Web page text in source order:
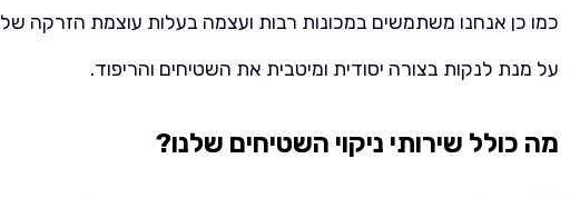
כמו כן אנחנו משתמשים במכונות רבות ועצמה בעלות עוצמת הזרקה של 400PSI,
על מנת לנקות בצורה יסודית ומיטבית את השטיחים והריפוד.
מה כולל שירותי ניקוי השטיחים שלנו?